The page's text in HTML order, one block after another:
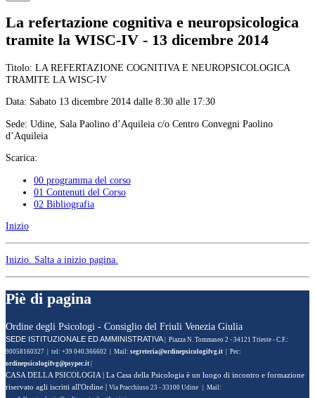
La refertazione cognitiva e neuropsicologica
tramite la WISC-IV - 13 dicembre 2014
Titolo: LA REFERTAZIONE COGNITIVA E NEUROPSICOLOGICA
TRAMITE LA WISC-IV
Data: Sabato 13 dicembre 2014 dalle 8:30 alle 17:30
Sede: Udine, Sala Paolino d’Aquileia c/o Centro Convegni Paolino
d’Aquileia
Scarica:
00 programma del corso
01 Contenuti del Corso
02 Bibliografia
Inizio
Inizio. Salta a inizio pagina.
Piè di pagina
Ordine degli Psicologi - Consiglio del Friuli Venezia Giulia
SEDE ISTITUZIONALE ED AMMINISTRATIVA
| Piazza N. Tommaseo 2 - 34121 Trieste - C.F.:
90058160327 | tel: +39 040.366602 | Mail:
| Pec:
CASA DELLA PSICOLOGIA | La Casa della Psicologia è un luogo di incontro e formazione
riservato agli iscritti all'Ordine |
Via Pracchiuso 23 - 33100 Udine | Mail: